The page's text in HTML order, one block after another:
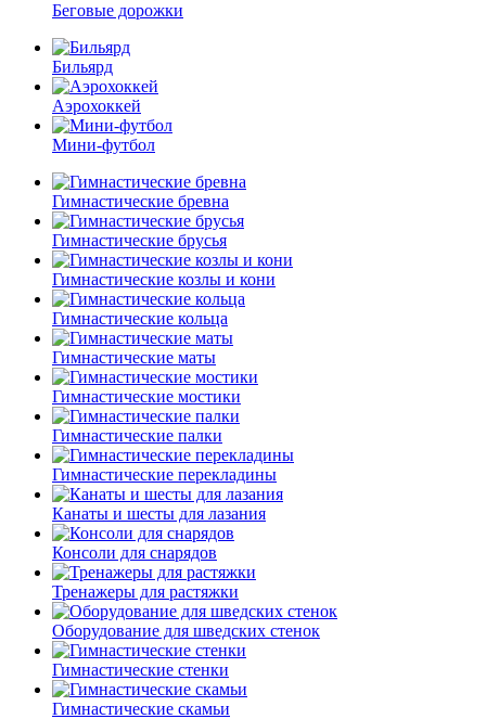
Беговые дорожки
Бильярд
Аэрохоккей
Мини-футбол
Гимнастические бревна
Гимнастические брусья
Гимнастические козлы и кони
Гимнастические кольца
Гимнастические маты
Гимнастические мостики
Гимнастические палки
Гимнастические перекладины
Канаты и шесты для лазания
Консоли для снарядов
Тренажеры для растяжки
Оборудование для шведских стенок
Гимнастические стенки
Гимнастические скамьи